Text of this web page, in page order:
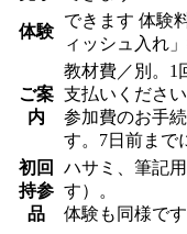
体験
できます 体験
ィッシュ入れ
ご案
内
教材費／別。1
支払いください
参加費のお手
す。7日前まで
初回
持参
品
ハサミ、筆記
す）。
体験も同様です